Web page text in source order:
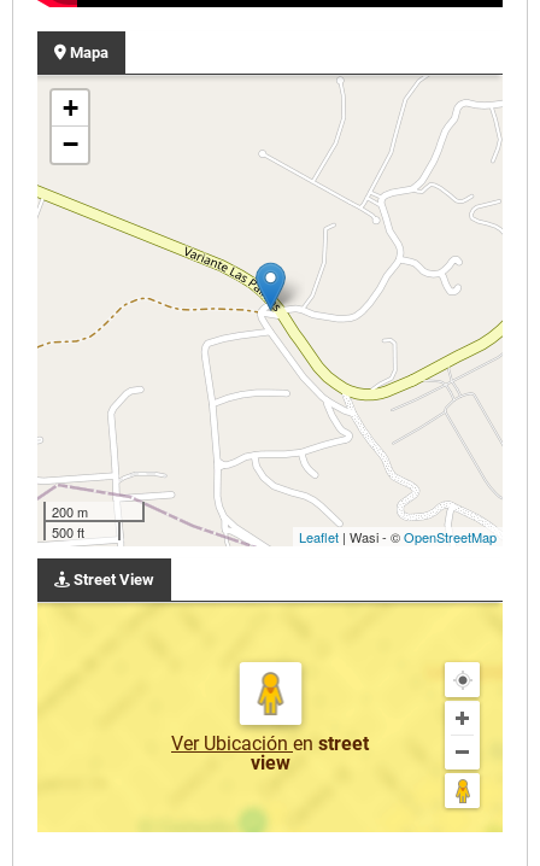
Mapa
+
−
200 m
500 ft
Leaflet | Wasi - ©OpenStreetMap
Street View
Ver Ubicación en street
view